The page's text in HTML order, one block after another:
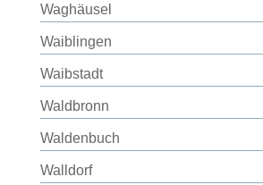
Waghäusel
Waiblingen
Waibstadt
Waldbronn
Waldenbuch
Walldorf